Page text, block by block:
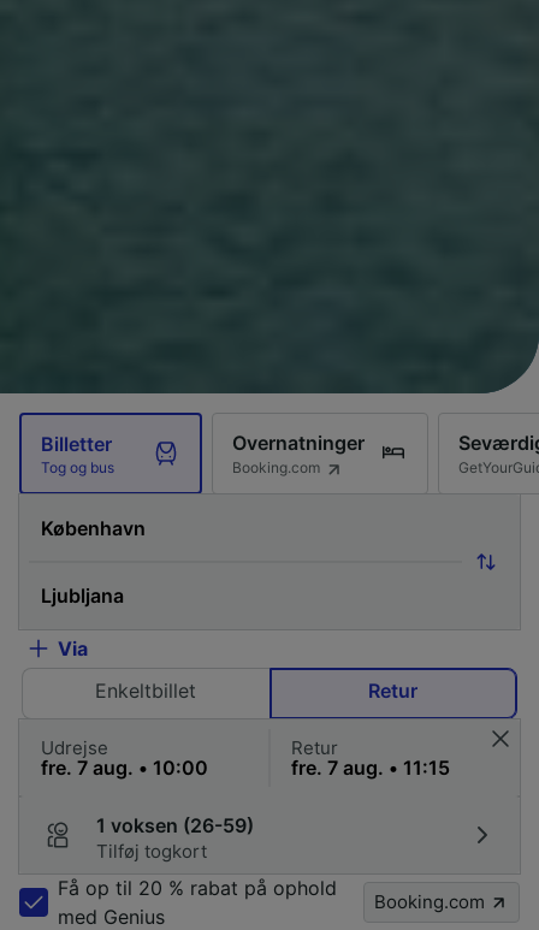
Billetter
Tog og bus
Overnatninger
Booking.com
Via
Enkeltbillet
Retur
Udrejse Retur
1 voksen (26-59)
Tilføj togkort
Få op til 20 % rabat på ophold
med Genius
Booking.com